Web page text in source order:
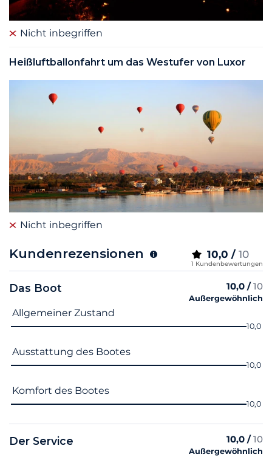
Nicht inbegriffen
Heißluftballonfahrt um das Westufer von Luxor
Nicht inbegriffen
Kundenrezensionen 10,0 / 10
1 Kundenbewertungen
Das Boot 10,0 /10
Außergewöhnlich
Name des Kriteriums
Allgemeiner Zustand
10,0
Ausstattung des Bootes
10,0
Komfort des Bootes
10,0
Der Service 10,0 /10
Außergewöhnlich